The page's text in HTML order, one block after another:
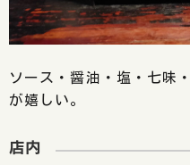
ソース・醤油・塩・七味
が嬉しい。
店内